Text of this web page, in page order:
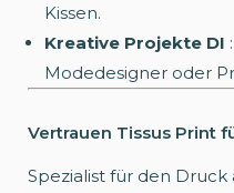
Kissen.
Kreative Projekte DI
Modedesigner oder
Vertrauen Tissus Print
Spezialist für den